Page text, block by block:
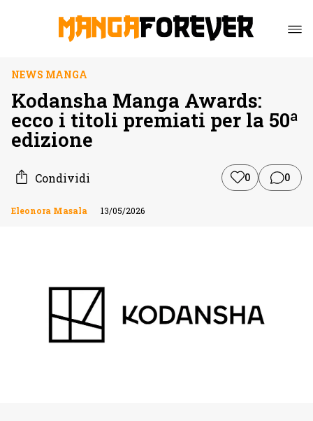
NEWS MANGA
Kodansha Manga Awards:
ecco i titoli premiati per la 50ª
edizione
Condividi 0 0
Eleonora Masala 13/05/2026